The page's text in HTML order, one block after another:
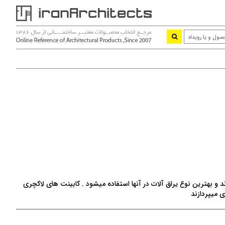
و بهترین نوع یراق آلات در آنها استفاده میشود . کابینت های لاکچری